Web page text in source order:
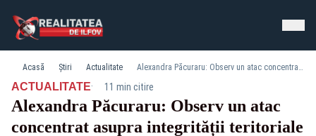
Acasă Știri Actualitate Alexandra Păcuraru: Observ un atac concentrat asupra integrității teritoriale a acestei țări
ACTUALITATE· 11 min citire
Alexandra Păcuraru: Observ un atac
concentrat asupra integrității teritoriale